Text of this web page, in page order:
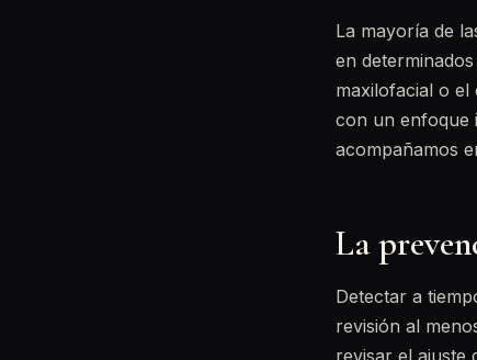
La mayoría de
en
maxilofacial o el
con un enfoque
acompañamos
La
Detectar a
revisión al
revisar el ajuste